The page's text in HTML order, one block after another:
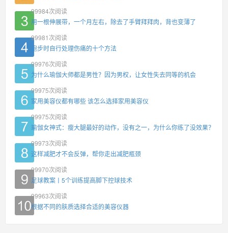
99984次阅读
用一根伸展带，一个月左右，除去了手臂拜拜肉，背也变薄了
99981 次阅读
跑步时自行处理伤痛的十个方法
99976次阅读
为什么瑜伽大师都是男性？因为男权，让女性失去同等的机会
99975次阅读
家用美容仪都有哪些 该怎么选择家用美容仪
99975次阅读
瑜伽女神式：瘦大腿最好的动作，没有之一，为什么你练了没效果？
99973次阅读
这样减肥才不会反弹，帮你走出减肥瓶颈
99970次阅读
足球教案丨5个训练提高脚下控球技术
99963次阅读
根据不同的肤质选择合适的美容仪器